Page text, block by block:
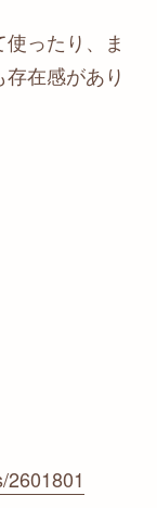
ったり、ま
在感があり
2601801